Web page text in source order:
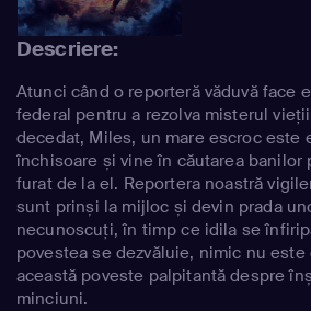
Descriere:
Atunci când o reporteră văduvă face
federal pentru a rezolva misterul
decedat, Miles, un mare escroc este
închisoare și vine în căutarea banilor
furat de la el. Reportera noastră
sunt prinși la mijloc și devin prada
necunoscuți, în timp ce idila se
povestea se dezvăluie, nimic nu este
această poveste palpitantă despre
minciuni.